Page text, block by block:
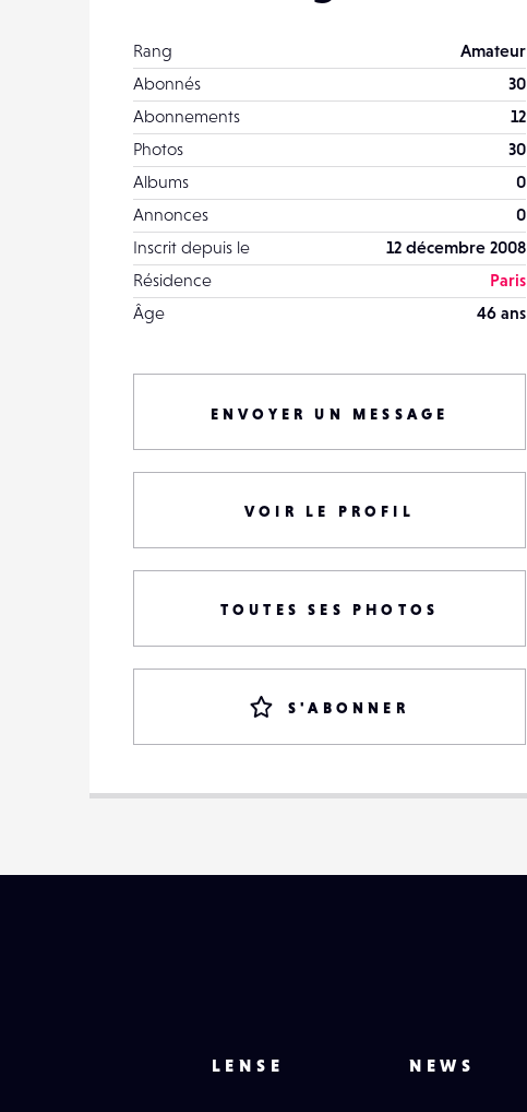
Rang
Amateur
Abonnés
30
Abonnements
12
Photos
30
Albums
0
Annonces
0
Inscrit depuis le
12 décembre 2008
Résidence
Paris
Âge
46 ans
ENVOYER UN MESSAGE
VOIR LE PROFIL
TOUTES SES PHOTOS
S'ABONNER
LENSE NEWS